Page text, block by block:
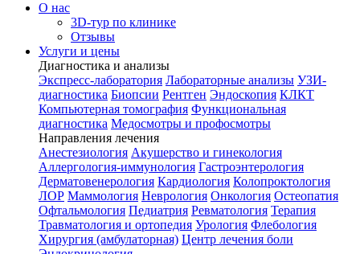
О нас
3D-тур по клинике
Отзывы
Услуги и цены
Диагностика и анализы
Экспресс-лаборатория Лабораторные анализы УЗИ-
диагностика Биопсии Рентген Эндоскопия КЛКТ
Компьютерная томография Функциональная
диагностика Медосмотры и профосмотры
Направления лечения
Анестезиология Акушерство и гинекология
Аллергология-иммунология Гастроэнтерология
Дерматовенерология Кардиология Колопроктология
ЛОР Маммология Неврология Онкология Остеопатия
Офтальмология Педиатрия Ревматология Терапия
Травматология и ортопедия Урология Флебология
Хирургия (амбулаторная) Центр лечения боли